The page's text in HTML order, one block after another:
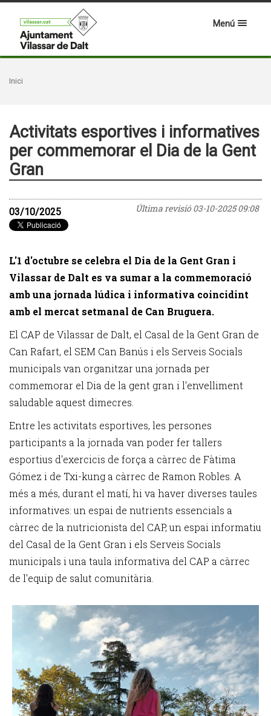
Menú
Inici
Activitats esportives i informatives
per commemorar el Dia de la Gent
Gran
Última revisió03-10-2025 09:08
03/10/2025
L'1 d'octubre se celebra el Dia de la Gent Gran i
Vilassar de Dalt es va sumar a la commemoració
amb una jornada lúdica i informativa coincidint
amb el mercat setmanal de Can Bruguera.
El CAP de Vilassar de Dalt, el Casal de la Gent Gran de
Can Rafart, el SEM Can Banús i els Serveis Socials
municipals van organitzar una jornada per
commemorar el Dia de la gent gran i l'envelliment
saludable aquest dimecres.
Entre les activitats esportives, les persones
participants a la jornada van poder fer tallers
esportius d'exercicis de força a càrrec de Fàtima
Gómez i de Txi-kung a càrrec de Ramon Robles. A
més a més, durant el matí, hi va haver diverses taules
informatives: un espai de nutrients essencials a
càrrec de la nutricionista del CAP, un espai informatiu
del Casal de la Gent Gran i els Serveis Socials
municipals i una taula informativa del CAP a càrrec
de l'equip de salut comunitària.